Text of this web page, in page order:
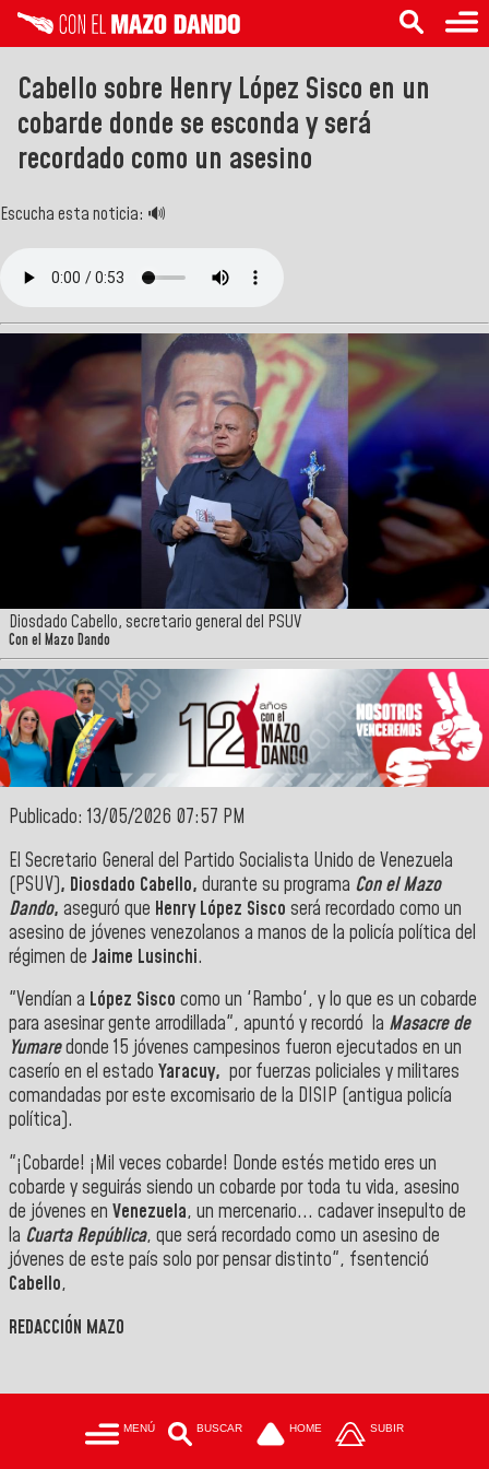
Cabello sobre Henry López Sisco en un
cobarde donde se esconda y será
recordado como un asesino
Escucha esta noticia: 🔊
Diosdado Cabello, secretario general del PSUV
Con el Mazo Dando
Publicado: 13/05/2026 07:57 PM
El Secretario General del Partido Socialista Unido de Venezuela
(PSUV), Diosdado Cabello, durante su programa Con el Mazo
Dando, aseguró que Henry López Sisco será recordado como un
asesino de jóvenes venezolanos a manos de la policía política del
régimen de Jaime Lusinchi.
"Vendían a López Sisco como un 'Rambo', y lo que es un cobarde
para asesinar gente arrodillada", apuntó y recordó la Masacre de
Yumaredonde 15 jóvenes campesinos fueron ejecutados en un
caserío en el estado Yaracuy, por fuerzas policiales y militares
comandadas por este excomisario de la DISIP (antigua policía
política).
"¡Cobarde! ¡Mil veces cobarde! Donde estés metido eres un
cobarde y seguirás siendo un cobarde por toda tu vida, asesino
de jóvenes en Venezuela, un mercenario... cadaver insepulto de
la Cuarta República, que será recordado como un asesino de
jóvenes de este país solo por pensar distinto", fsentenció
Cabello,
REDACCIÓN MAZO
MENÚ BUSCAR HOME SUBIR